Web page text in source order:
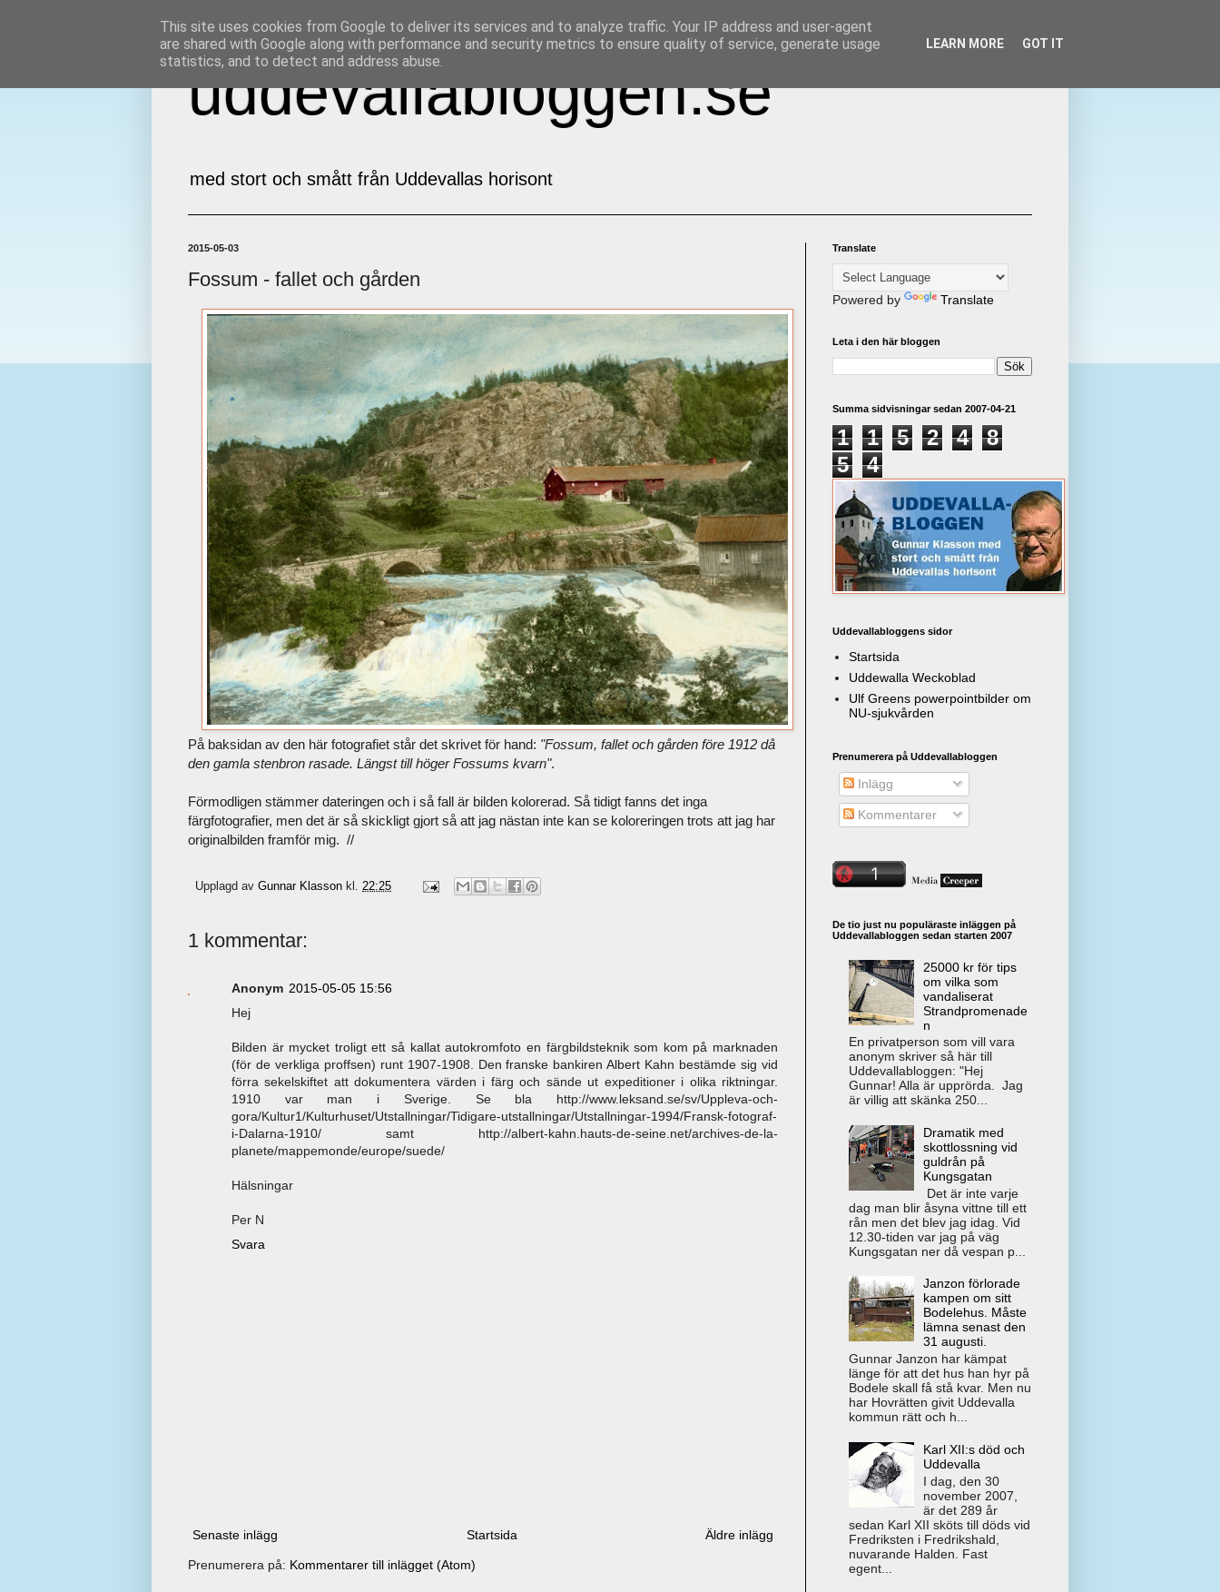
uddevallabloggen.se
med stort och smått från Uddevallas horisont
2015-05-03
Fossum - fallet och gården
På baksidan av den här fotografiet står det skrivet för hand: "Fossum, fallet och gården före 1912 då
den gamla stenbron rasade. Längst till höger Fossums kvarn".
Förmodligen stämmer dateringen och i så fall är bilden kolorerad. Så tidigt fanns det inga
färgfotografier, men det är så skickligt gjort så att jag nästan inte kan se koloreringen trots att jag har
originalbilden framför mig. //
Upplagd av Gunnar Klasson kl. 22:25
1 kommentar:
Anonym 2015-05-05 15:56
Hej
Bilden är mycket troligt ett så kallat autokromfoto en färgbildsteknik som kom på marknaden
(för de verkliga proffsen) runt 1907-1908. Den franske bankiren Albert Kahn bestämde sig vid
förra sekelskiftet att dokumentera värden i färg och sände ut expeditioner i olika riktningar.
1910 var man i Sverige. Se bla http://www.leksand.se/sv/Uppleva-och-
gora/Kultur1/Kulturhuset/Utstallningar/Tidigare-utstallningar/Utstallningar-1994/Fransk-fotograf-
i-Dalarna-1910/ samt http://albert-kahn.hauts-de-seine.net/archives-de-la-
planete/mappemonde/europe/suede/
Hälsningar
Per N
Svara
Senaste inlägg Äldre inlägg
Startsida
Prenumerera på: Kommentarer till inlägget (Atom)
Translate
Powered by Translate
Leta i den här bloggen
Summa sidvisningar sedan 2007-04-21
1 1 5 2 4
8
5
4
Uddevallabloggens sidor
Startsida
Uddewalla Weckoblad
Ulf Greens powerpointbilder om
NU-sjukvården
Prenumerera på Uddevallabloggen
Inlägg
Kommentarer
De tio just nu populäraste inläggen på
Uddevallabloggen sedan starten 2007
25000 kr för tips
om vilka som
vandaliserat
Strandpromenade
n
En privatperson som vill vara
anonym skriver så här till
Uddevallabloggen: "Hej
Gunnar! Alla är upprörda. Jag
är villig att skänka 250...
Dramatik med
skottlossning vid
guldrån på
Kungsgatan
Det är inte varje
dag man blir åsyna vittne till ett
rån men det blev jag idag. Vid
12.30-tiden var jag på väg
Kungsgatan ner då vespan p...
Janzon förlorade
kampen om sitt
Bodelehus. Måste
lämna senast den
31 augusti.
Gunnar Janzon har kämpat
länge för att det hus han hyr på
Bodele skall få stå kvar. Men nu
har Hovrätten givit Uddevalla
kommun rätt och h...
Karl XII:s död och
Uddevalla
I dag, den 30
november 2007,
är det 289 år
sedan Karl XII sköts till döds vid
Fredriksten i Fredrikshald,
nuvarande Halden. Fast
egent...
This site uses cookies from Google to deliver its services and to analyze traffic. Your IP address and user-agent
are shared with Google along with performance and security metrics to ensure quality of service, generate usage
statistics, and to detect and address abuse.
LEARN MORE GOT IT